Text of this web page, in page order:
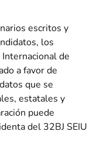
escritos y
los
de
a favor de
que se
estatales y
puede
del 32BJ SEIU